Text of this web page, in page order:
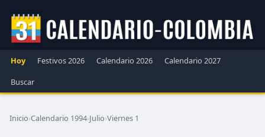
Hoy Festivos 2026 Calendario 2026
Calendario 2027
Buscar
Inicio›Calendario 1994›Julio›Viernes 1